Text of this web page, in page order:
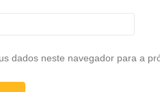
dados neste navegador para a